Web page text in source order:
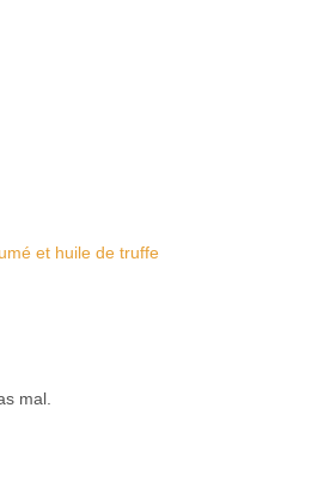
mal.